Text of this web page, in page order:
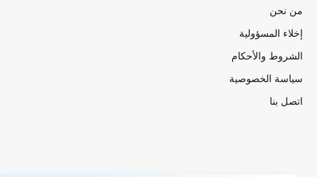
من نحن
إخلاء المسؤولية
الشروط والأحكام
سياسة الخصوصية
اتصل بنا